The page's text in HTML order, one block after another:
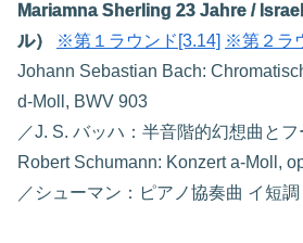
Mariamna Sherling 23 Jahre /
ル）
※第１ラウンド[3.14] ※第２ラ
Johann Sebastian Bach:
d-Moll, BWV 903
／J. S. バッハ：半音階的幻想曲と
Robert Schumann: Konzert a-Moll,
／シューマン：ピアノ協奏曲 イ短